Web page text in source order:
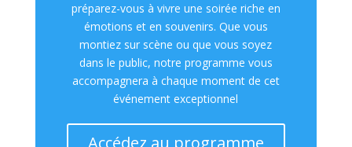
préparez-vous à vivre une soirée riche en
émotions et en souvenirs. Que vous
montiez sur scène ou que vous soyez
dans le public, notre programme vous
accompagnera à chaque moment de cet
événement exceptionnel
Accédez au programme